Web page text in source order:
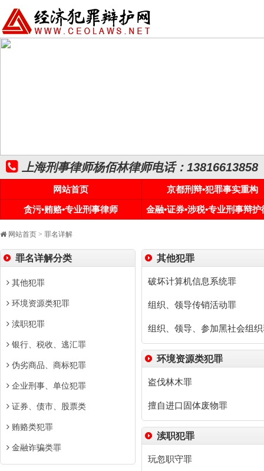
上海刑事律师杨佰林律师电话：13816613858
网站首页
京都刑辩•犯罪事实重构
贪污•贿赂•专业刑事律师
金融•证券•涉税•专业刑事辩护
网站首页 > 罪名详解
罪名详解分类
其他犯罪
环境资源类犯罪
渎职犯罪
银行、税收、逃汇罪
伪劣商品、商标犯罪
企业刑事、单位犯罪
证券、债市、股票类
贿赂类犯罪
金融诈骗类罪
其他犯罪
破坏计算机信息系统罪
组织、领导传销活动罪
组织、领导、参加黑社会组
环境资源类犯罪
盗伐林木罪
擅自进口固体废物罪
渎职犯罪
玩忽职守罪